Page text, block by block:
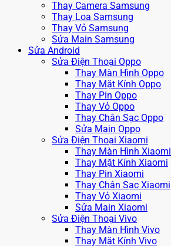
Thay Camera Samsung
Thay Loa Samsung
Thay Vỏ Samsung
Sửa Main Samsung
Sửa Android
Sửa Điện Thoại Oppo
Thay Màn Hình Oppo
Thay Mặt Kính Oppo
Thay Pin Oppo
Thay Vỏ Oppo
Thay Chân Sạc Oppo
Sửa Main Oppo
Sửa Điện Thoại Xiaomi
Thay Màn Hình Xiaomi
Thay Mặt Kính Xiaomi
Thay Pin Xiaomi
Thay Chân Sạc Xiaomi
Thay Vỏ Xiaomi
Sửa Main Xiaomi
Sửa Điện Thoại Vivo
Thay Màn Hình Vivo
Thay Mặt Kính Vivo